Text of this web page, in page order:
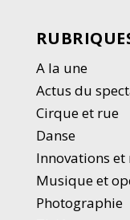
A la une
Actus du
Cirque et rue
Danse
Innovations
Musique et
Photographie